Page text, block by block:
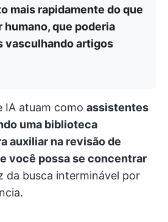
mais rapidamente do que
humano, que poderia
vasculhando artigos
IA atuam como assistentes
uma biblioteca
auxiliar na revisão de
você possa se concentrar
da busca interminável por